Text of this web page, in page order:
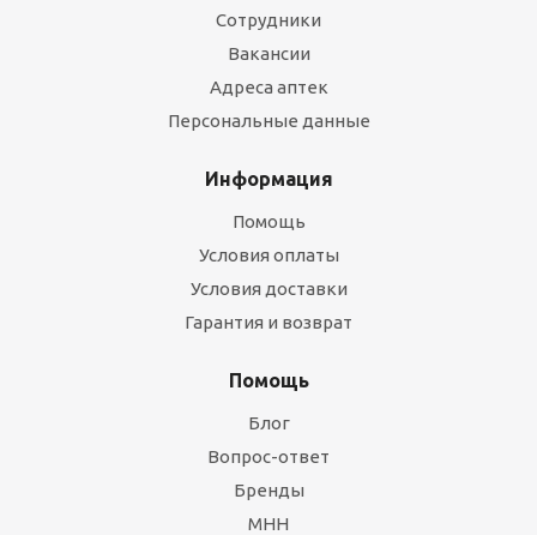
Сотрудники
Вакансии
Адреса аптек
Персональные данные
Информация
Помощь
Условия оплаты
Условия доставки
Гарантия и возврат
Помощь
Блог
Вопрос-ответ
Бренды
МНН